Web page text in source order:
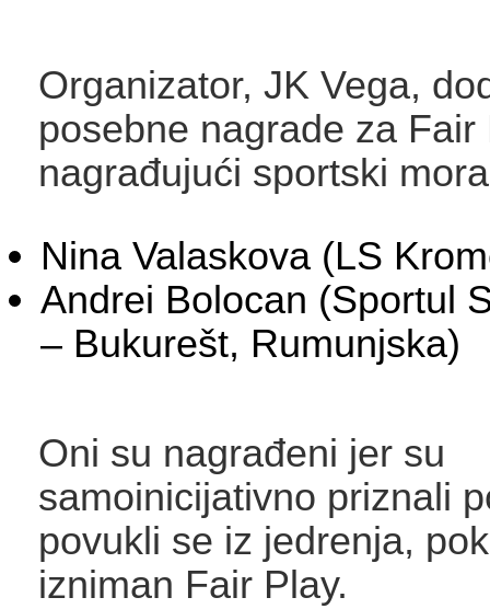
Organizator, JK Vega,
posebne nagrade za Fair
nagrađujući sportski
Nina Valaskova (LS
Andrei Bolocan (Sportul
– Bukurešt, Rumunjska)
Oni su nagrađeni jer su
samoinicijativno priznali
povukli se iz jedrenja,
izniman Fair Play.